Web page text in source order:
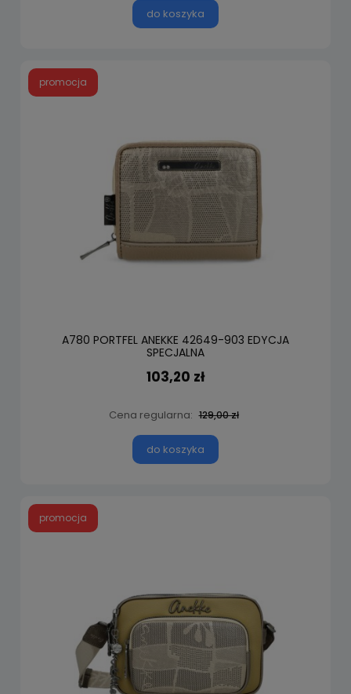
do koszyka
A780 PORTFEL ANEKKE 42649-903 EDYCJA
SPECJALNA
103,20 zł
Cena regularna: 129,00 zł
do koszyka
promocja
promocja